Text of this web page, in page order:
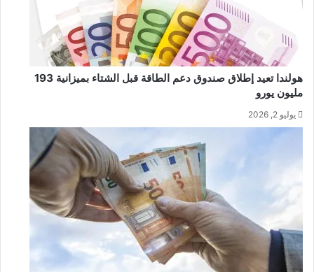
هولندا تعيد إطلاق صندوق دعم الطاقة قبل الشتاء بميزانية 193
مليون يورو
يوليو 2, 2026